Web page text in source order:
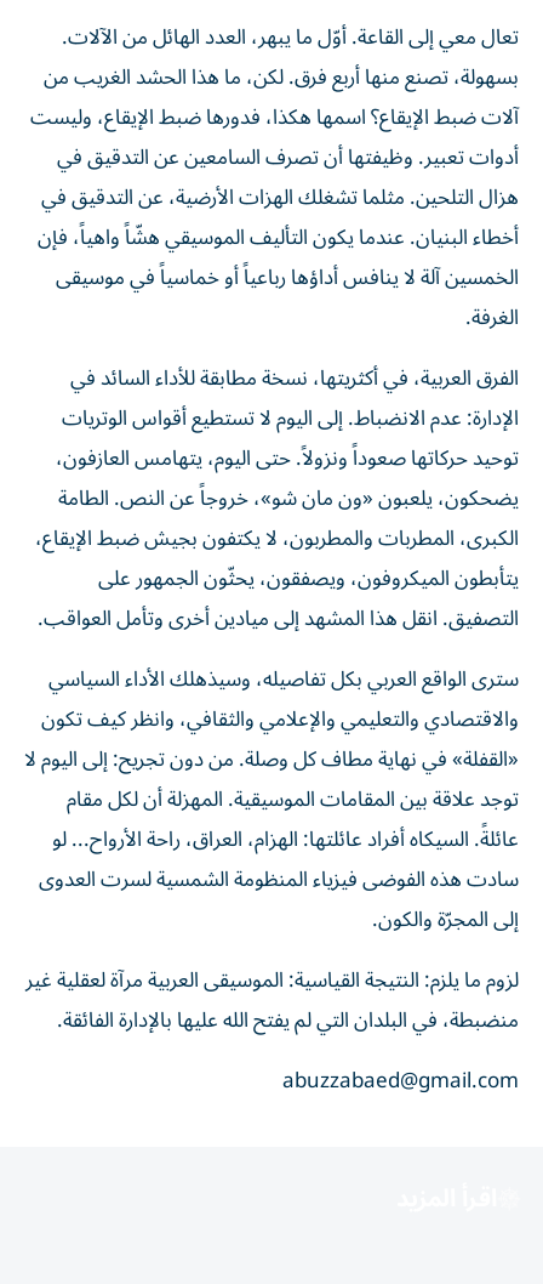
تعال معي إلى القاعة. أوّل ما يبهر، العدد الهائل من الآلات.
بسهولة، تصنع منها أربع فرق. لكن، ما هذا الحشد الغريب من
آلات ضبط الإيقاع؟ اسمها هكذا، فدورها ضبط الإيقاع، وليست
أدوات تعبير. وظيفتها أن تصرف السامعين عن التدقيق في
هزال التلحين. مثلما تشغلك الهزات الأرضية، عن التدقيق في
أخطاء البنيان. عندما يكون التأليف الموسيقي هشّاً واهياً، فإن
الخمسين آلة لا ينافس أداؤها رباعياً أو خماسياً في موسيقى
الغرفة.
الفرق العربية، في أكثريتها، نسخة مطابقة للأداء السائد في
الإدارة: عدم الانضباط. إلى اليوم لا تستطيع أقواس الوتريات
توحيد حركاتها صعوداً ونزولاً. حتى اليوم، يتهامس العازفون،
يضحكون، يلعبون «ون مان شو»، خروجاً عن النص. الطامة
الكبرى، المطربات والمطربون، لا يكتفون بجيش ضبط الإيقاع،
يتأبطون الميكروفون، ويصفقون، يحثّون الجمهور على
التصفيق. انقل هذا المشهد إلى ميادين أخرى وتأمل العواقب.
سترى الواقع العربي بكل تفاصيله، وسيذهلك الأداء السياسي
والاقتصادي والتعليمي والإعلامي والثقافي، وانظر كيف تكون
«القفلة» في نهاية مطاف كل وصلة. من دون تجريح: إلى اليوم لا
توجد علاقة بين المقامات الموسيقية. المهزلة أن لكل مقام
عائلةً. السيكاه أفراد عائلتها: الهزام، العراق، راحة الأرواح... لو
سادت هذه الفوضى فيزياء المنظومة الشمسية لسرت العدوى
إلى المجرّة والكون.
لزوم ما يلزم: النتيجة القياسية: الموسيقى العربية مرآة لعقلية غير
منضبطة، في البلدان التي لم يفتح الله عليها بالإدارة الفائقة.
abuzzabaed@gmail.com